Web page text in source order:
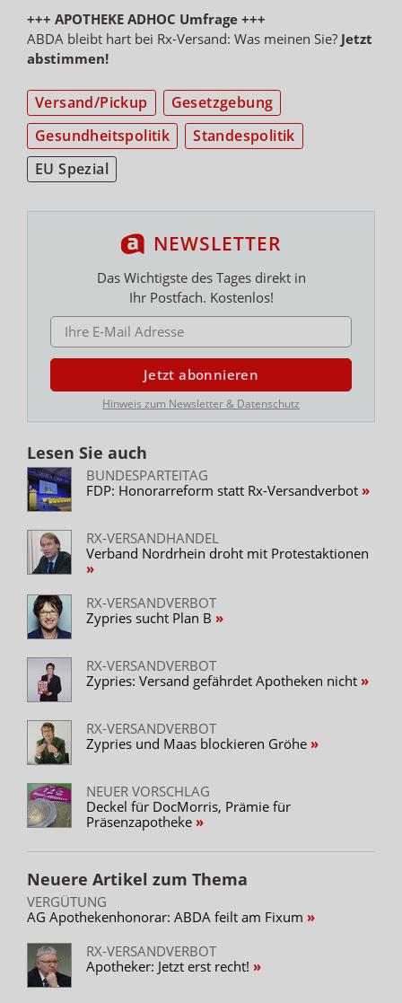
+++ APOTHEKE ADHOC Umfrage +++
ABDA bleibt hart bei Rx-Versand: Was meinen Sie? Jetzt
abstimmen!
Versand/Pickup
Gesetzgebung
Gesundheitspolitik
Standespolitik
EU Spezial
NEWSLETTER
Das Wichtigste des Tages direkt in
Ihr Postfach. Kostenlos!
E-MAIL ADRESSE
Jetzt abonnieren
Hinweis zum Newsletter & Datenschutz
Lesen Sie auch
BUNDESPARTEITAG
FDP: Honorarreform statt Rx-Versandverbot
RX-VERSANDHANDEL
Verband Nordrhein droht mit Protestaktionen
RX-VERSANDVERBOT
Zypries sucht Plan B
RX-VERSANDVERBOT
Zypries: Versand gefährdet Apotheken nicht
RX-VERSANDVERBOT
Zypries und Maas blockieren Gröhe
NEUER VORSCHLAG
Deckel für DocMorris, Prämie für
Präsenzapotheke
Neuere Artikel zum Thema
VERGÜTUNG
AG Apothekenhonorar: ABDA feilt am Fixum
RX-VERSANDVERBOT
Apotheker: Jetzt erst recht!